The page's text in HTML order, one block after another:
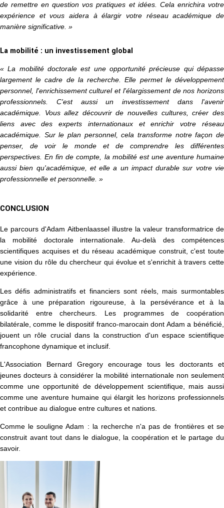
de remettre en question vos pratiques et idées. Cela enrichira votre
expérience et vous aidera à élargir votre réseau académique de
manière significative. »
La mobilité : un investissement global
« La mobilité doctorale est une opportunité précieuse qui dépasse
largement le cadre de la recherche. Elle permet le développement
personnel, l'enrichissement culturel et l'élargissement de nos horizons
professionnels. C'est aussi un investissement dans l'avenir
académique. Vous allez découvrir de nouvelles cultures, créer des
liens avec des experts internationaux et enrichir votre réseau
académique. Sur le plan personnel, cela transforme notre façon de
penser, de voir le monde et de comprendre les différentes
perspectives. En fin de compte, la mobilité est une aventure humaine
aussi bien qu'académique, et elle a un impact durable sur votre vie
professionnelle et personnelle. »
CONCLUSION
Le parcours d'Adam Aitbenlaassel illustre la valeur transformatrice de
la mobilité doctorale internationale. Au-delà des compétences
scientifiques acquises et du réseau académique construit, c'est toute
une vision du rôle du chercheur qui évolue et s'enrichit à travers cette
expérience.
Les défis administratifs et financiers sont réels, mais surmontables
grâce à une préparation rigoureuse, à la persévérance et à la
solidarité entre chercheurs. Les programmes de coopération
bilatérale, comme le dispositif franco-marocain dont Adam a bénéficié,
jouent un rôle crucial dans la construction d'un espace scientifique
francophone dynamique et inclusif.
L'Association Bernard Gregory encourage tous les doctorants et
jeunes docteurs à considérer la mobilité internationale non seulement
comme une opportunité de développement scientifique, mais aussi
comme une aventure humaine qui élargit les horizons professionnels
et contribue au dialogue entre cultures et nations.
Comme le souligne Adam : la recherche n'a pas de frontières et se
construit avant tout dans le dialogue, la coopération et le partage du
savoir.